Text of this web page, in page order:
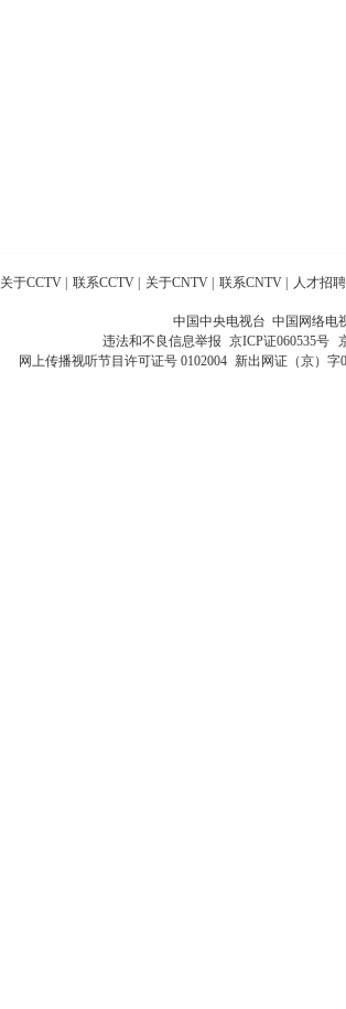
关于CCTV 联系CCTV 关于CNTV 联系CNTV 人才招聘
中国中央电视台 中国网络电
违法和不良信息举报 京ICP证060535号
网上传播视听节目许可证号 0102004 新出网证（京）